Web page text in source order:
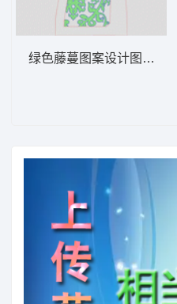
绿色藤蔓图案设计图 抽象叶